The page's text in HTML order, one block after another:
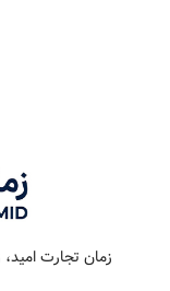
رفرانس 309
زمان تجارت